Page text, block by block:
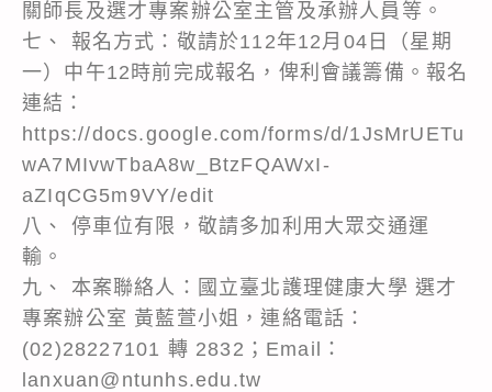
關師長及選才專案辦公室主管及承辦人員等。
七、 報名方式：敬請於112年12月04日（星期
一）中午12時前完成報名，俾利會議籌備。報名
連結：
https://docs.google.com/forms/d/1JsMrUETu
wA7MIvwTbaA8w_BtzFQAWxI-
aZIqCG5m9VY/edit
八、 停車位有限，敬請多加利用大眾交通運
輸。
九、 本案聯絡人：國立臺北護理健康大學 選才
專案辦公室 黃藍萱小姐，連絡電話：
(02)28227101 轉 2832；Email：
lanxuan@ntunhs.edu.tw